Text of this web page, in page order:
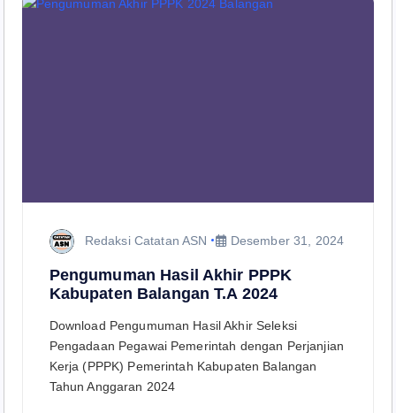
Redaksi Catatan ASN Desember 31, 2024
Pengumuman Hasil Akhir PPPK
Kabupaten Balangan T.A 2024
Download Pengumuman Hasil Akhir Seleksi
Pengadaan Pegawai Pemerintah dengan Perjanjian
Kerja (PPPK) Pemerintah Kabupaten Balangan
Tahun Anggaran 2024